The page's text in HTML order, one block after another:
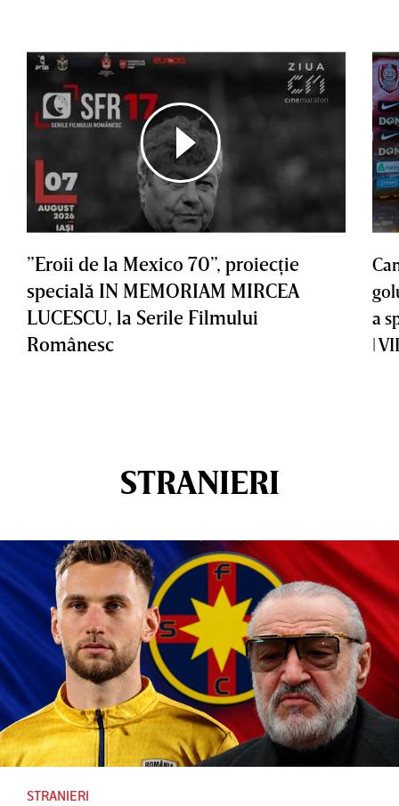
”Eroii de la Mexico 70”, proiecţie
specială IN MEMORIAM MIRCEA
LUCESCU, la Serile Filmului
Românesc
a
|
STRANIERI
STRANIERI